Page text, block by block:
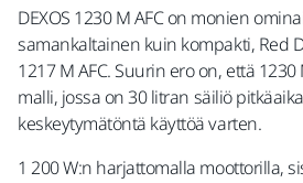
DEXOS 1230 M AFC on monien
samankaltainen kuin kompakti, Red
1217 M AFC. Suurin ero on, että
malli, jossa on 30 litran säiliö
keskeytymätöntä käyttöä varten.
1 200 W:n harjattomalla moottorilla,